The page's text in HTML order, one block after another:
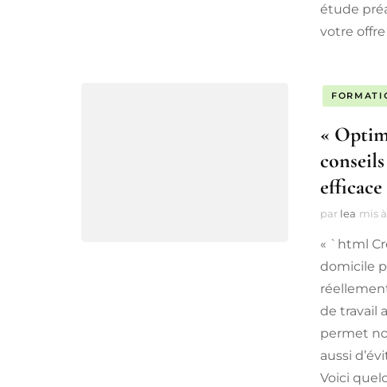
étude
votre
«
efficace
par lea mis
« `html
domicile
de travail
permet
aussi
Voici